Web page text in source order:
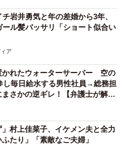
岩井勇気と年の差婚から3年、
ール髪バッサリ「ショート似合い
ア
かれたウォーターサーバー 空の
し毎日給水する男性社員→総務担
まさかの逆ギレ！【弁護士が解
」村上佳菜子、イケメン夫と全力
たり」「素敵なご夫婦」